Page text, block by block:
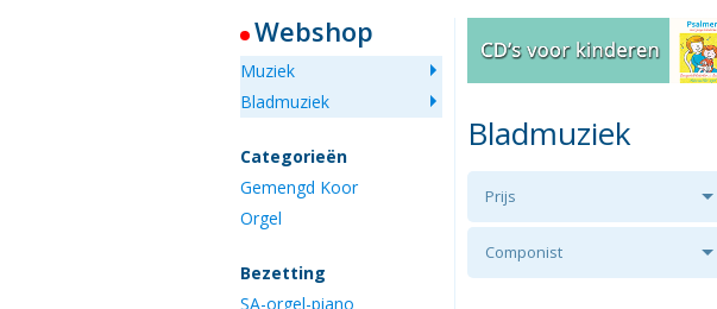
Webshop
Muziek
Bladmuziek
Categorieën
Gemengd Koor
Orgel
Bezetting
SA-orgel-piano
Bladmuziek
Prijs
Componist